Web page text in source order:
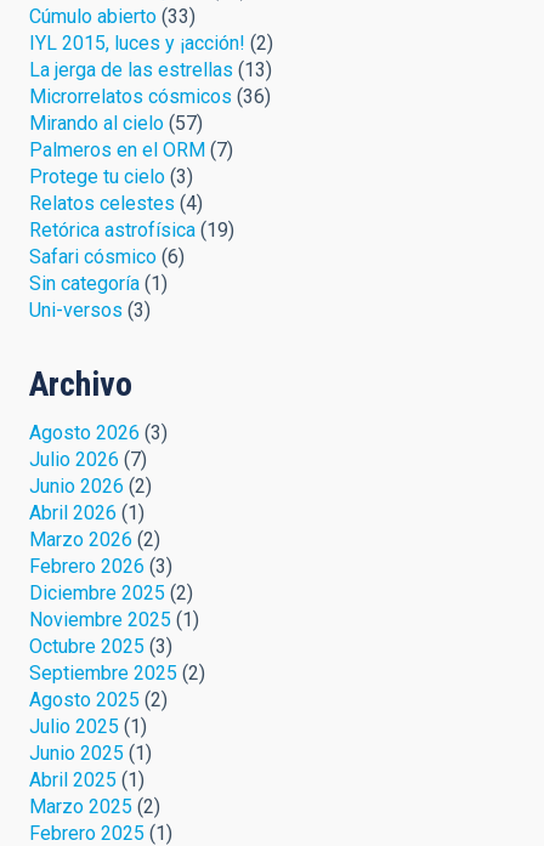
Cúmulo abierto (33)
IYL 2015, luces y ¡acción! (2)
La jerga de las estrellas (13)
Microrrelatos cósmicos (36)
Mirando al cielo (57)
Palmeros en el ORM (7)
Protege tu cielo (3)
Relatos celestes (4)
Retórica astrofísica (19)
Safari cósmico (6)
Sin categoría (1)
Uni-versos (3)
Archivo
Agosto 2026 (3)
Julio 2026 (7)
Junio 2026 (2)
Abril 2026 (1)
Marzo 2026 (2)
Febrero 2026 (3)
Diciembre 2025 (2)
Noviembre 2025 (1)
Octubre 2025 (3)
Septiembre 2025 (2)
Agosto 2025 (2)
Julio 2025 (1)
Junio 2025 (1)
Abril 2025 (1)
Marzo 2025 (2)
Febrero 2025 (1)